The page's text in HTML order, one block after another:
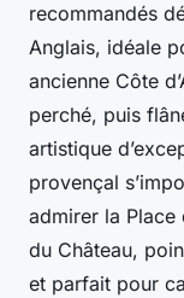
recommandés
Anglais, idéale
ancienne Côte
perché, puis
artistique
provençal
admirer la Place
du Château,
et parfait pour